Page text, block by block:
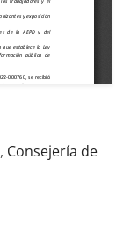
, Consejería de